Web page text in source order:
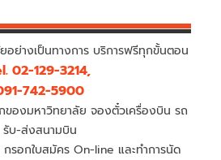
ย่างเป็นทางการ บริการฟรีทุกขั้นตอน
02-129-3214,
742-5900
องมหาวิทยาลัย จองตั๋วเครื่องบิน รถ
รับ-ส่งสนามบิน
กรอกใบสมัคร On-line และทำการนัด